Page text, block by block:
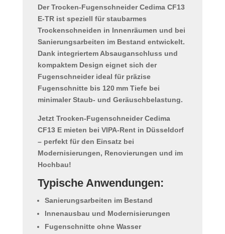
DerTrocken-Fugenschneider Cedima CF13
E-TRist speziell fürstaubarmes
Trockenschneiden in Innenräumen und bei
Sanierungsarbeiten im Bestand entwickelt.
Dank integriertem Absauganschluss und
kompaktem Design eignet sich der
Fugenschneider ideal für präzise
Fugenschnitte bis 120 mm Tiefebei
minimaler Staub- und Geräuschbelastung.
Jetzt Trocken-Fugenschneider Cedima
CF13 E mieten bei VIPA-Rent in Düsseldorf
– perfekt für den Einsatz bei
Modernisierungen, Renovierungen und im
Hochbau!
Typische Anwendungen:
Sanierungsarbeiten im Bestand
Innenausbau und Modernisierungen
Fugenschnitte ohne Wasser